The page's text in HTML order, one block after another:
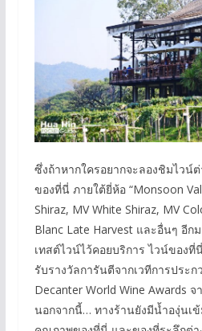
ซึ่งถ้าหากใครอยากจะลองชิมไวน์
ของที่นี่ ภายใต้ยี่ห้อ “Monsoon
Shiraz, MV White Shiraz, MV
Blanc Late Harvest และอื่นๆ อีก
เทสต์ไวน์ไว้คอยบริการ ไวน์ของ
รับรางวัลการันตีจากเวทีการประ
Decanter World Wine Awards จ
นอกจากนี้… ทางร้านยังมีน้ำองุ่นเ